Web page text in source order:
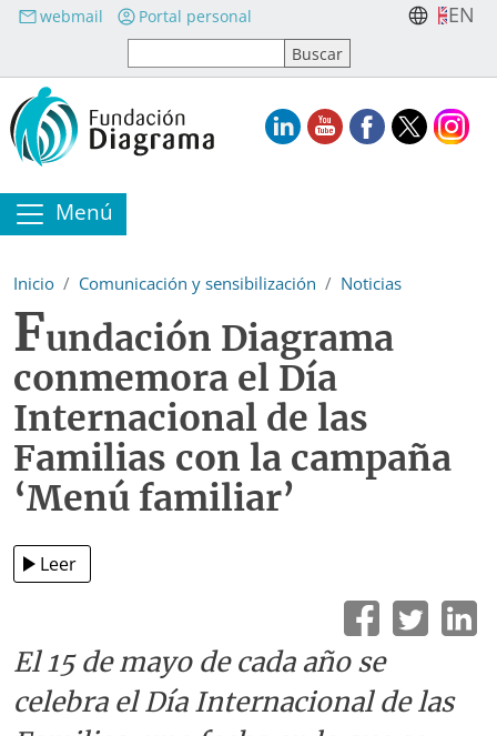
Pasar al contenido principal
webmail Portal personal EN
Menú
Inicio Comunicación y sensibilización Noticias
Fundación Diagrama
conmemora el Día
Internacional de las
Familias con la campaña
‘Menú familiar’
Leer
El 15 de mayo de cada año se
celebra el Día Internacional de las